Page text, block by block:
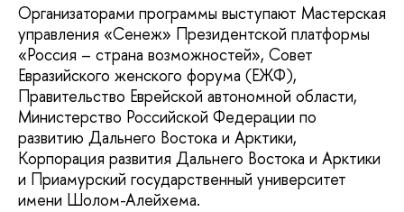
Организаторами программы выступают Мастерская
управления «Сенеж» Президентской платформы
«Россия – страна возможностей», Совет
Евразийского женского форума (ЕЖФ),
Правительство Еврейской автономной области,
Министерство Российской Федерации по
развитию Дальнего Востока и Арктики,
Корпорация развития Дальнего Востока и Арктики
и Приамурский государственный университет
имени Шолом-Алейхема.